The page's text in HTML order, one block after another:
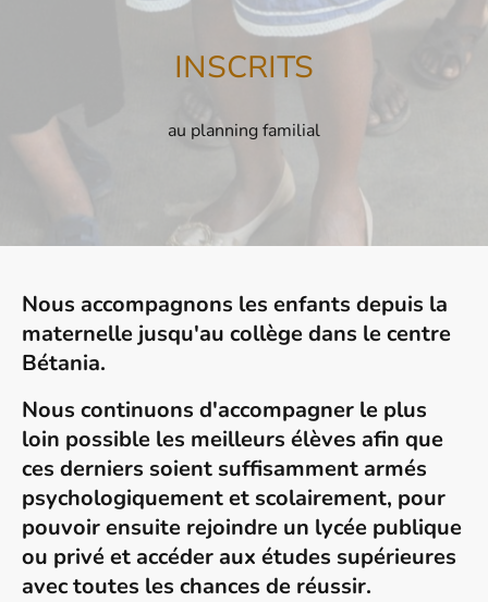
INSCRITS
au planning familial
Nous accompagnons les enfants depuis la
maternelle jusqu'au collège dans le centre
Bétania.
Nous continuons d'accompagner le plus
loin possible les meilleurs élèves afin que
ces derniers soient suffisamment armés
psychologiquement et scolairement, pour
pouvoir ensuite rejoindre un lycée publique
ou privé et accéder aux études supérieures
avec toutes les chances de réussir.